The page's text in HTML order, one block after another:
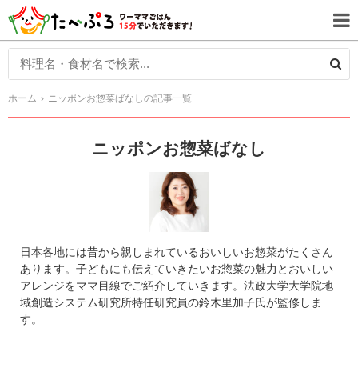
ホーム ニッポンお惣菜ばなしの記事一覧
ニッポンお惣菜ばなし
日本各地には昔から親しまれているおいしいお惣菜がたくさん
あります。子どもにも伝えていきたいお惣菜の魅力とおいしい
アレンジをママ目線でご紹介していきます。法政大学大学院地
域創造システム研究所特任研究員の鈴木里加子氏が監修しま
す。